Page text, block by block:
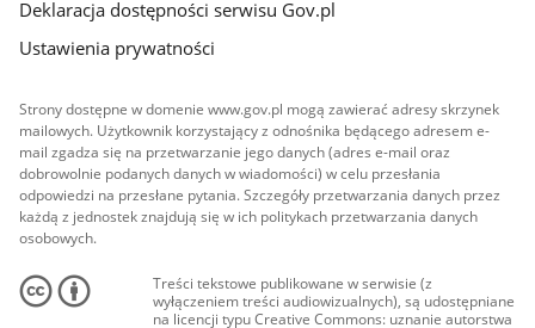
Deklaracja dostępności serwisu Gov.pl
Ustawienia prywatności
Strony dostępne w domenie www.gov.pl mogą zawierać adresy skrzynek
mailowych. Użytkownik korzystający z odnośnika będącego adresem e-
mail zgadza się na przetwarzanie jego danych (adres e-mail oraz
dobrowolnie podanych danych w wiadomości) w celu przesłania
odpowiedzi na przesłane pytania. Szczegóły przetwarzania danych przez
każdą z jednostek znajdują się w ich politykach przetwarzania danych
osobowych.
Treści tekstowe publikowane w serwisie (z
wyłączeniem treści audiowizualnych), są udostępniane
na licencji typu Creative Commons: uznanie autorstwa